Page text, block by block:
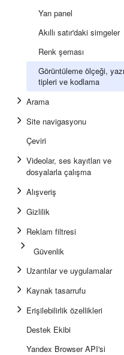
Yan panel
Akıllı satır'daki simgeler
Renk şeması
Görüntüleme ölçeği, yazı
tipleri ve kodlama
Arama
Site navigasyonu
Çeviri
Videolar, ses kayıtları ve
dosyalarla çalışma
Alışveriş
Gizlilik
Reklam filtresi
Güvenlik
Uzantılar ve uygulamalar
Kaynak tasarrufu
Erişilebilirlik özellikleri
Destek Ekibi
Yandex Browser API'si